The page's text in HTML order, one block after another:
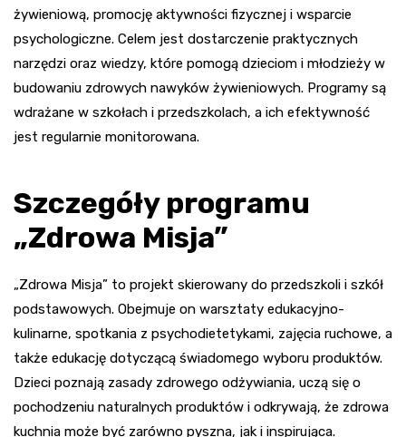
żywieniową, promocję aktywności fizycznej i wsparcie
psychologiczne. Celem jest dostarczenie praktycznych
narzędzi oraz wiedzy, które pomogą dzieciom i młodzieży w
budowaniu zdrowych nawyków żywieniowych. Programy są
wdrażane w szkołach i przedszkolach, a ich efektywność
jest regularnie monitorowana.
Szczegóły programu
„Zdrowa Misja”
„Zdrowa Misja” to projekt skierowany do przedszkoli i szkół
podstawowych. Obejmuje on warsztaty edukacyjno-
kulinarne, spotkania z psychodietetykami, zajęcia ruchowe, a
także edukację dotyczącą świadomego wyboru produktów.
Dzieci poznają zasady zdrowego odżywiania, uczą się o
pochodzeniu naturalnych produktów i odkrywają, że zdrowa
kuchnia może być zarówno pyszna, jak i inspirująca.